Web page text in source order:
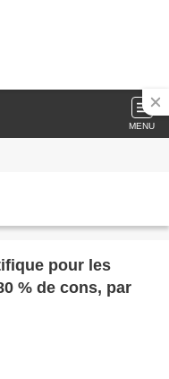
MENU
pour les
% de cons, par